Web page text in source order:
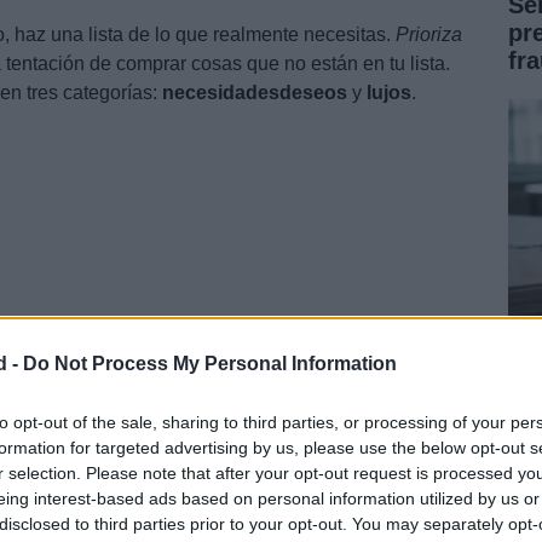
- Do Not Process My Personal Information
opt-out of the sale, sharing to third parties, or processing of your
for targeted advertising by us, please use the below opt-out
selection. Please note that after your opt-out request is processed
interest-based ads based on personal information utilized by us
to third parties prior to your opt-out. You may separately
haz una lista de lo que realmente necesitas. Prioriza
de comprar cosas que no están en tu lista.
tres categorías: necesidadesdeseos y lujos.
en lo que realmente importa.